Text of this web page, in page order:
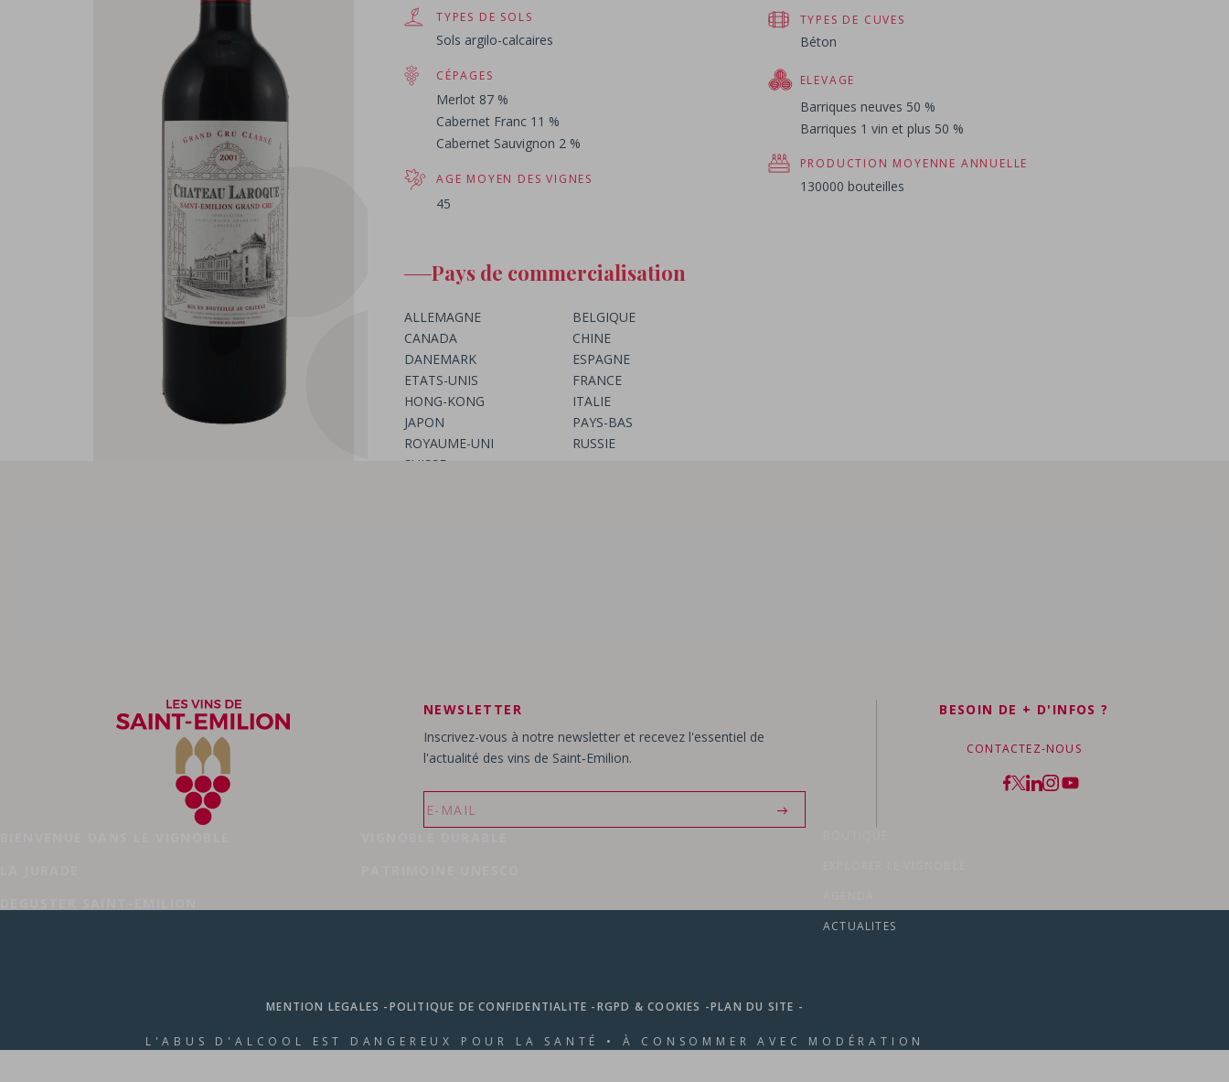
TYPES DE SOLS
Sols argilo-calcaires
CÉPAGES
Merlot 87 %
Cabernet Franc 11 %
Cabernet Sauvignon 2 %
AGE MOYEN DES VIGNES
45
TYPES DE CUVES
Béton
ELEVAGE
Barriques neuves 50 %
Barriques 1 vin et plus 50 %
PRODUCTION MOYENNE ANNUELLE
130000 bouteilles
Pays de commercialisation
ALLEMAGNE
BELGIQUE
CANADA
CHINE
DANEMARK
ESPAGNE
ETATS-UNIS
FRANCE
HONG-KONG
ITALIE
JAPON
PAYS-BAS
ROYAUME-UNI
RUSSIE
SUISSE
Crus du même propriétaire
NEWSLETTER
Inscrivez-vous à notre newsletter et recevez l'essentiel de
l'actualité des vins de Saint‑Emilion.
BESOIN DE + D'INFOS ?
CONTACTEZ-NOUS
ACTUALITES
MENTION LEGALES -POLITIQUE DE CONFIDENTIALITE -RGPD & COOKIES -PLAN DU SITE -
L'ABUS D'ALCOOL EST DANGEREUX POUR LA SANTÉ • À CONSOMMER AVEC MODÉRATION